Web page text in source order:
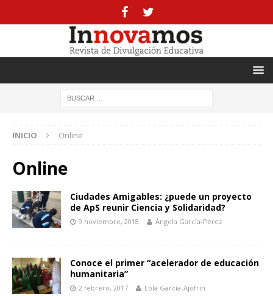
INICIO Online
Online
Ciudades Amigables: ¿puede un proyecto
de ApS reunir Ciencia y Solidaridad?
9 noviembre, 2018 Ángela García-Pérez
Conoce el primer “acelerador de educación
humanitaria”
2 febrero, 2017 Lola García-Ajofrín